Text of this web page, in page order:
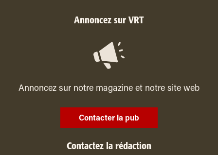
Annoncez sur VRT
Annoncez sur notre magazine et notre site web
Contacter la pub
Contactez la rédaction